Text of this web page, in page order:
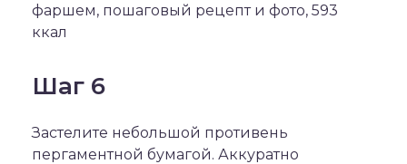
Шаг 6
Застелите небольшой противень
пергаментной бумагой. Аккуратно